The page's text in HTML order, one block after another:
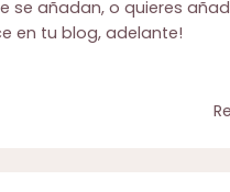
se añadan, o quieres
en tu blog, adelante!